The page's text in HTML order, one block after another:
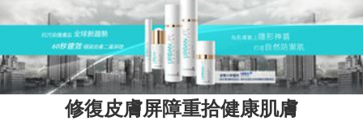
修復皮膚屏障重拾健康肌膚